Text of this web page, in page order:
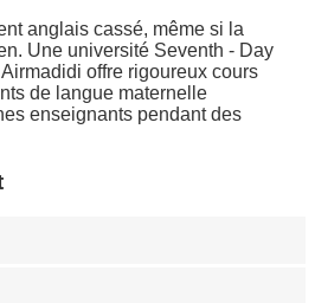
anglais cassé, même si la
Une université Seventh - Day
offre rigoureux cours
de langue maternelle
enseignants pendant des